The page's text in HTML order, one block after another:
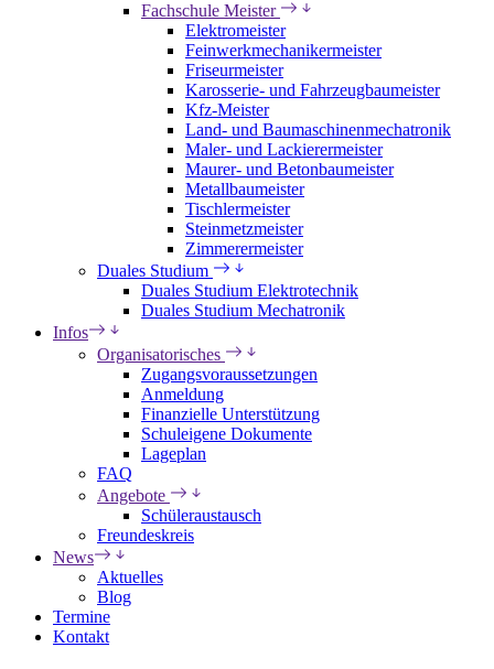
Fachschule Meister
Elektromeister
Feinwerkmechanikermeister
Friseurmeister
Karosserie- und Fahrzeugbaumeister
Kfz-Meister
Land- und Baumaschinenmechatronik
Maler- und Lackierermeister
Maurer- und Betonbaumeister
Metallbaumeister
Tischlermeister
Steinmetzmeister
Zimmerermeister
Duales Studium
Duales Studium Elektrotechnik
Duales Studium Mechatronik
Infos
Organisatorisches
Zugangsvoraussetzungen
Anmeldung
Finanzielle Unterstützung
Schuleigene Dokumente
Lageplan
FAQ
Angebote
Schüleraustausch
Freundeskreis
News
Aktuelles
Blog
Termine
Kontakt